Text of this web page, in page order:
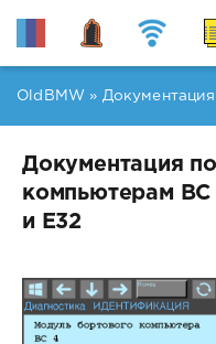
OldBMW »
Документация
компьютерам BC
и E32